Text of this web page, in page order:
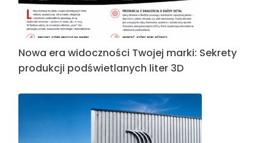
Nowa era widoczności Twojej marki: Sekrety
produkcji podświetlanych liter 3D